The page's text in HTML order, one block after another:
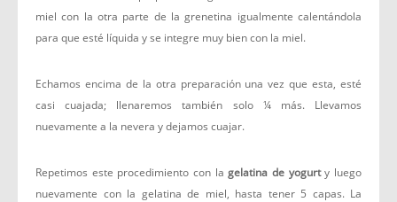
miel con la otra parte de la grenetina igualmente calentándola
para que esté líquida y se integre muy bien con la miel.
Echamos encima de la otra preparación una vez que esta, esté
casi cuajada; llenaremos también solo ¼ más. Llevamos
nuevamente a la nevera y dejamos cuajar.
Repetimos este procedimiento con lagelatina de yogurty luego
nuevamente con la gelatina de miel, hasta tener 5 capas. La